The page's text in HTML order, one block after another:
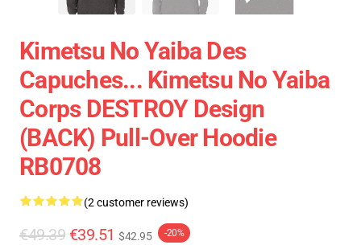
Kimetsu No Yaiba Des
Capuches... Kimetsu No Yaiba
Corps DESTROY Design
(BACK) Pull-Over Hoodie
RB0708
(2 customer reviews)
€49.39 €39.51 $42.95 -20%